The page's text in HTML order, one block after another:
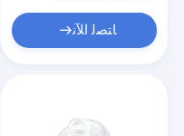
ﺎﺘﺼﻟ ﺍﻶﻧ